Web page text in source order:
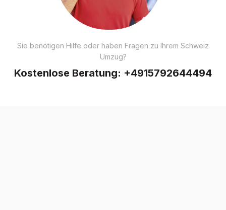
Sie benötigen Hilfe oder haben Fragen zu Ihrem Schweiz
Umzug?
Kostenlose Beratung: +4915792644494